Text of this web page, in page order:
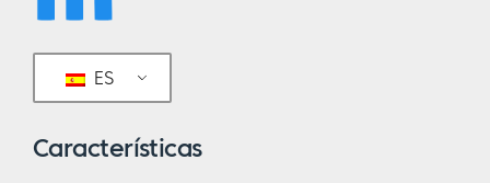
ES
Características